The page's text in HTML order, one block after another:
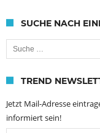
SUCHE NACH
Suche nach:
TREND
Jetzt Mail-Adresse
informiert sein!
Email